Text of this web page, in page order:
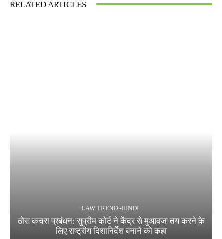
RELATED ARTICLES
LAW TREND -HINDI
ठोस कचरा प्रबंधन: सुप्रीम कोर्ट ने केंद्र से मुआवजा तय करने के
लिए राष्ट्रीय दिशानिर्देश बनाने को कहा